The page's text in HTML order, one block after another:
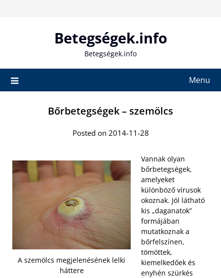
Betegségek.info
Betegségek.info
Menu
Bőrbetegségek – szemölcs
Posted on 2014-11-28
A szemölcs megjelenésének lelki
háttere
Vannak olyan
bőrbetegségek,
amelyeket
különböző vírusok
okoznak. Jól látható
kis „daganatok”
formájában
mutatkoznak a
bőrfelszínen,
tömöttek,
kiemelkedőek és
enyhén szürkés